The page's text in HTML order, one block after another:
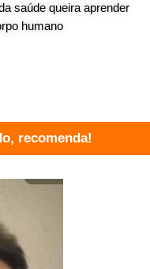
saúde queira aprender
humano
recomenda!